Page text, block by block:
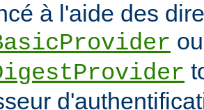
à l'aide des
ou